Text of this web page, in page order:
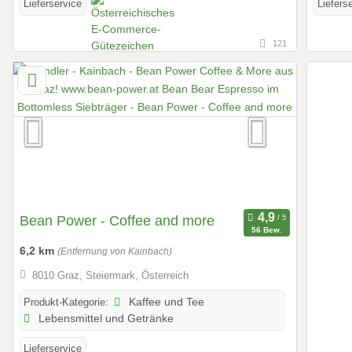
Lieferservice
121
Bean Power - Coffee and more
56 Bew.
6,2 km (Entfernung von Kainbach)
8010 Graz, Steiermark, Österreich
Produkt-Kategorie:
Kaffee und Tee
Lebensmittel und Getränke
Lieferservice